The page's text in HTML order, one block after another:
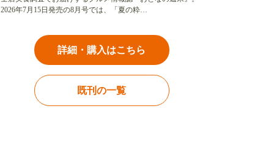
2026年7月15日発売の8月号では、「夏の粋…
詳細・購入はこちら
既刊の一覧